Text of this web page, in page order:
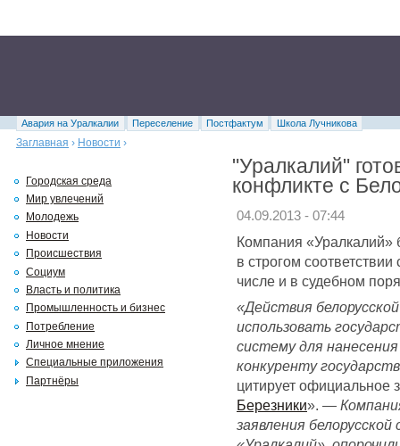
Авария на Уралкалии Переселение Постфактум
Школа Лучникова
Заглавная › Новости ›
"Уралкалий"
конфликте с
04.09.2013 - 07:44
Компания «Уралкалий»
в строгом
числе и в судебном
«Действия
использовать
систему для
конкуренту
цитирует официальное
Березники». —
заявления
Городская среда
Мир увлечений
Молодежь
Новости
Происшествия
Социум
Власть и политика
Промышленность и бизнес
Потребление
Личное мнение
Специальные приложения
Партнёры